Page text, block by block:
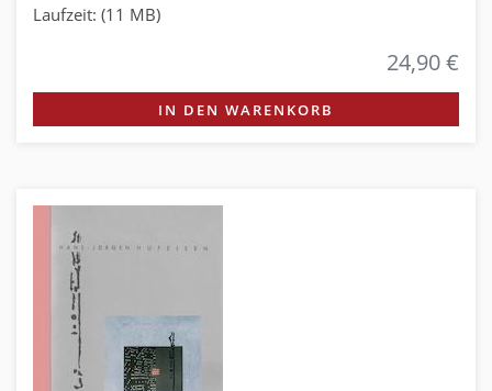
Laufzeit: (11 MB)
24,90 €
IN DEN WARENKORB